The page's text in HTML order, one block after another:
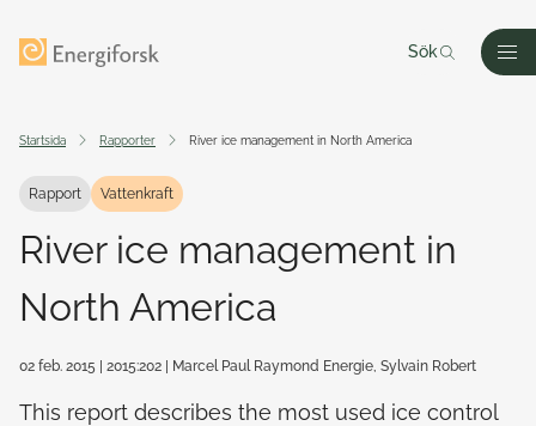
Sök
Startsida Rapporter River ice management in North America
Rapport Vattenkraft
River ice management in
North America
02 feb. 2015 | 2015:202 | Marcel Paul Raymond Energie, Sylvain Robert
This report describes the most used ice control